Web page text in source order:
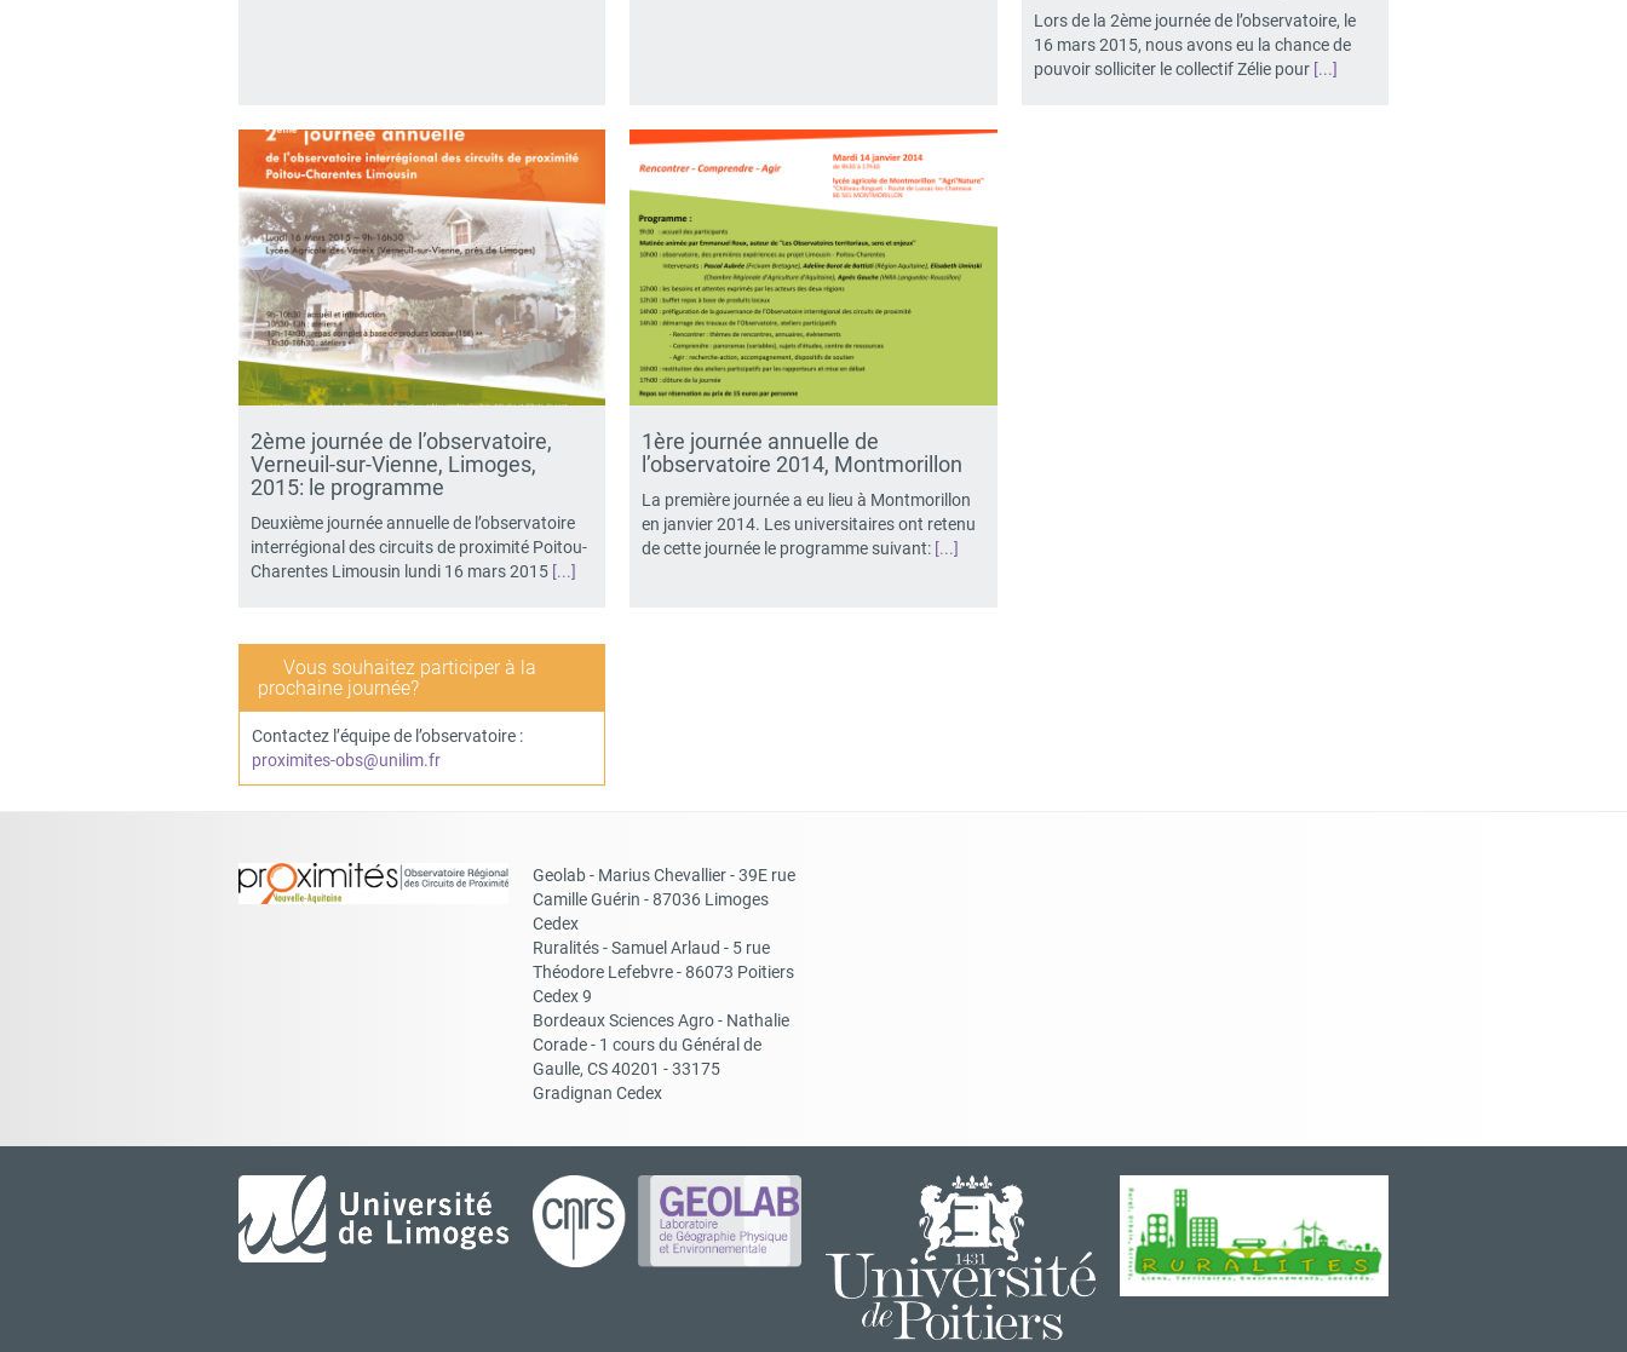
Lors de la 2ème journée de l’observatoire, le
16 mars 2015, nous avons eu la chance de
pouvoir solliciter le collectif Zélie pour [...]
2ème journée de l’observatoire,
Verneuil-sur-Vienne, Limoges,
2015: le programme
Deuxième journée annuelle de l’observatoire
interrégional des circuits de proximité Poitou-
Charentes Limousin lundi 16 mars 2015 [...]
1ère journée annuelle de
l’observatoire 2014, Montmorillon
La première journée a eu lieu à Montmorillon
en janvier 2014. Les universitaires ont retenu
de cette journée le programme suivant: [...]
Vous souhaitez participer à la
prochaine journée?
Contactez l’équipe de l’observatoire :
proximites-obs@unilim.fr
Geolab - Marius Chevallier - 39E rue
Camille Guérin - 87036 Limoges
Cedex
Ruralités - Samuel Arlaud - 5 rue
Théodore Lefebvre - 86073 Poitiers
Cedex 9
Bordeaux Sciences Agro - Nathalie
Corade - 1 cours du Général de
Gaulle, CS 40201 - 33175
Gradignan Cedex